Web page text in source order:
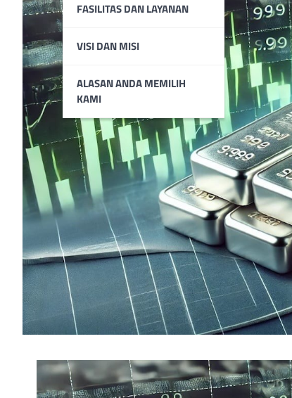
FASILITAS DAN LAYANAN
VISI DAN MISI
ALASAN ANDA MEMILIH
KAMI